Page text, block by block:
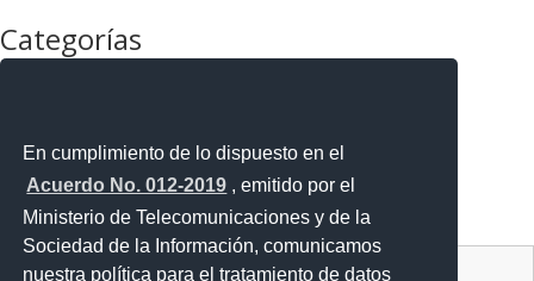
En cumplimiento de lo dispuesto en el
Acuerdo No. 012-2019 , emitido por el
Ministerio de Telecomunicaciones y de la
Sociedad de la Información, comunicamos
nuestra política para el tratamiento de datos
Categorías
Noticias
Noticias Destacadas
Programas y Servicios
Sin categoría
Contacto Ciudadano Digital